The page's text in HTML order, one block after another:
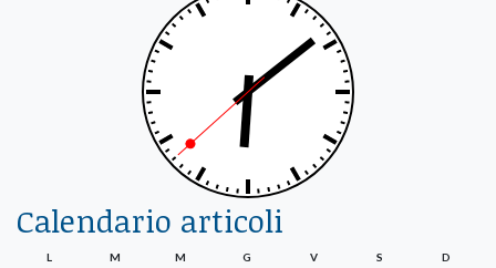
Calendario articoli
L M M G V S D